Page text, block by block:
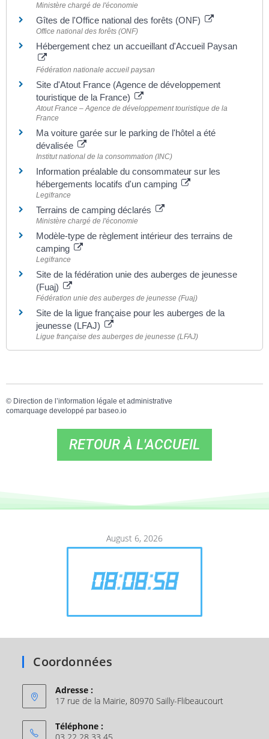
Ministère chargé de l'économie
Gîtes de l'Office national des forêts (ONF)
Office national des forêts (ONF)
Hébergement chez un accueillant d'Accueil Paysan
Fédération nationale accueil paysan
Site d'Atout France (Agence de développement
touristique de la France)
Atout France – Agence de développement touristique de la
France
Ma voiture garée sur le parking de l'hôtel a été
dévalisée
Institut national de la consommation (INC)
Information préalable du consommateur sur les
hébergements locatifs d'un camping
Legifrance
Terrains de camping déclarés
Ministère chargé de l'économie
Modèle-type de règlement intérieur des terrains de
camping
Legifrance
Site de la fédération unie des auberges de jeunesse
(Fuaj)
Fédération unie des auberges de jeunesse (Fuaj)
Site de la ligue française pour les auberges de la
jeunesse (LFAJ)
Ligue française des auberges de jeunesse (LFAJ)
© Direction de l’information légale et administrative
comarquage developpé par baseo.io
RETOUR À L'ACCUEIL
08:08:58
August 6, 2026
Coordonnées
Adresse :
17 rue de la Mairie, 80970 Sailly-Flibeaucourt
Téléphone :